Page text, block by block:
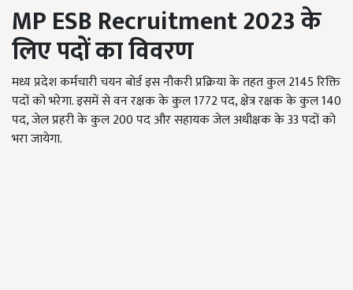
MP ESB Recruitment 2023के
लिए पदों का विवरण
मध्य प्रदेश कर्मचारी चयन बोर्ड इस नौकरी प्रक्रिया के तहत कुल 2145 रिक्ति
पदों को भरेगा. इसमें से वन रक्षक के कुल 1772 पद, क्षेत्र रक्षक के कुल 140
पद, जेल प्रहरी के कुल 200 पद और सहायक जेल अधीक्षक के 33 पदों को
भरा जायेगा.